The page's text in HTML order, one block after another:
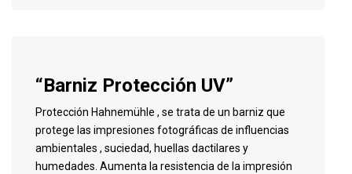
“Barniz Protección UV”
Protección Hahnemühle , se trata de un barniz que
protege las impresiones fotográficas de influencias
ambientales , suciedad, huellas dactilares y
humedades. Aumenta la resistencia de la impresión